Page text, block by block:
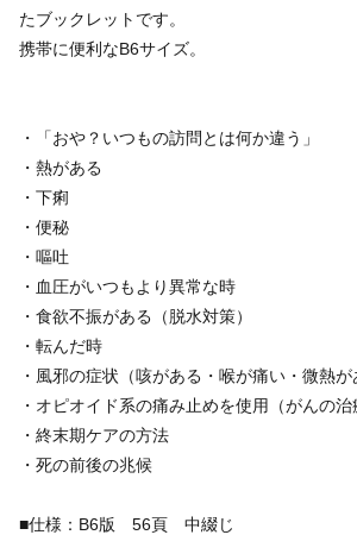
たブックレットです。
携帯に便利なB6サイズ。
・「おや？いつもの訪問とは何か違う」
・熱がある
・下痢
・便秘
・嘔吐
・血圧がいつもより異常な時
・食欲不振がある（脱水対策）
・転んだ時
・風邪の症状（咳がある・喉が痛い・微熱が
・オピオイド系の痛み止めを使用（がんの治
・終末期ケアの方法
・死の前後の兆候
■仕様：B6版 56頁 中綴じ